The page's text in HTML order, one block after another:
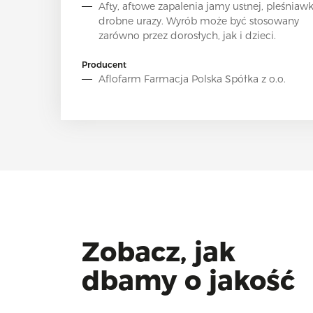
Afty, aftowe zapalenia jamy ustnej,
drobne urazy. Wyrób może być stosowany
zarówno przez dorosłych, jak i dzieci.
Producent
Aflofarm Farmacja Polska Spółka z o.o.
Zobacz, jak
dbamy o jakość